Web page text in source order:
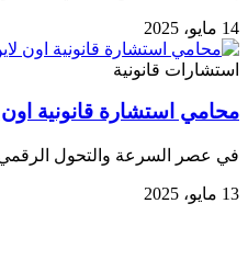
14 مايو، 2025
استشارات قانونية
محامي استشارة قانونية
في عصر السرعة والتحول
13 مايو، 2025